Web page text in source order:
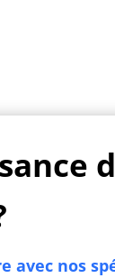
avec nos